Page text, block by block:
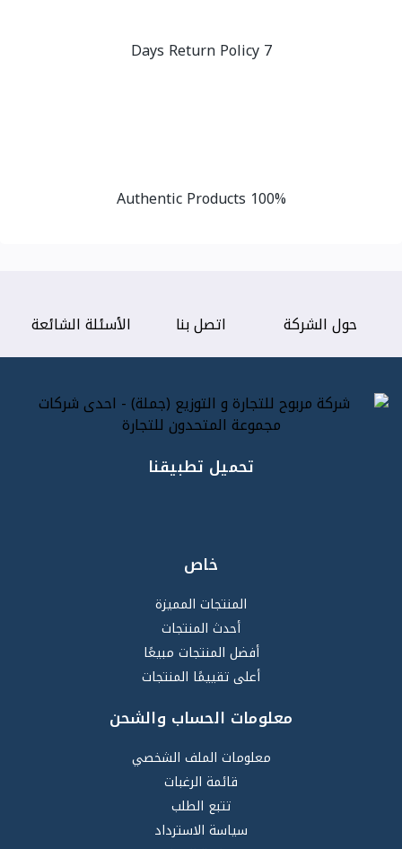
7 Days Return Policy
100% Authentic Products
حول الشركة اتصل بنا الأسئلة الشائعة
تحميل تطبيقنا
خاص
المنتجات المميزة
أحدث المنتجات
أفضل المنتجات مبيعًا
أعلى تقييمًا المنتجات
معلومات الحساب والشحن
معلومات الملف الشخصي
قائمة الرغبات
تتبع الطلب
سياسة الاسترداد